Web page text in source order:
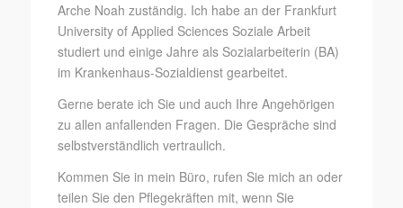
Arche Noah zuständig. Ich habe an der Frankfurt
University of Applied Sciences Soziale Arbeit
studiert und einige Jahre als Sozialarbeiterin (BA)
im Krankenhaus-Sozialdienst gearbeitet.
Gerne berate ich Sie und auch Ihre Angehörigen
zu allen anfallenden Fragen. Die Gespräche sind
selbstverständlich vertraulich.
Kommen Sie in mein Büro, rufen Sie mich an oder
teilen Sie den Pflegekräften mit, wenn Sie